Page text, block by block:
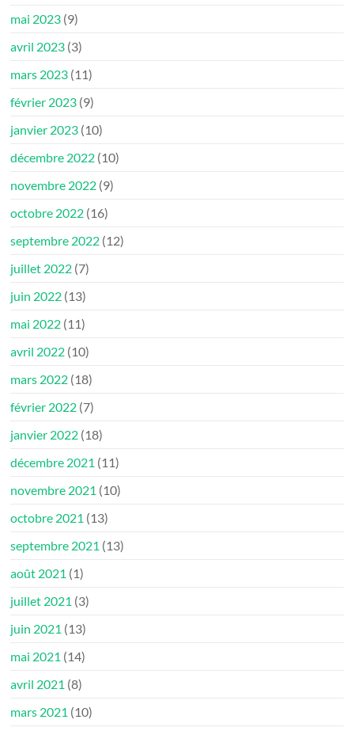
mai 2023 (9)
avril 2023 (3)
mars 2023 (11)
février 2023 (9)
janvier 2023 (10)
décembre 2022 (10)
novembre 2022 (9)
octobre 2022 (16)
septembre 2022 (12)
juillet 2022 (7)
juin 2022 (13)
mai 2022 (11)
avril 2022 (10)
mars 2022 (18)
février 2022 (7)
janvier 2022 (18)
décembre 2021 (11)
novembre 2021 (10)
octobre 2021 (13)
septembre 2021 (13)
août 2021 (1)
juillet 2021 (3)
juin 2021 (13)
mai 2021 (14)
avril 2021 (8)
mars 2021 (10)